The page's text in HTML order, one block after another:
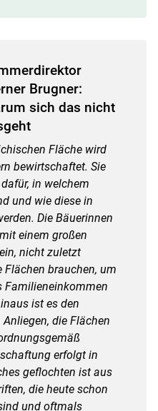
Brugner:
sich das nicht
Fläche wird
bewirtschaftet. Sie
in welchem
und wie diese in
Die Bäuerinnen
einem großen
nicht zuletzt
brauchen, um
Familieneinkommen
ist es den
die Flächen
erfolgt in
geflochten ist aus
die heute schon
und oftmals